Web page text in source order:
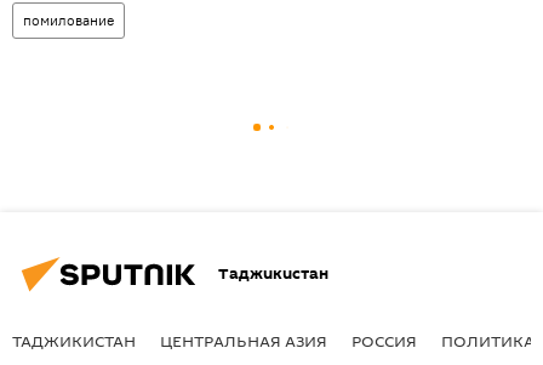
помилование
Таджикистан
ТАДЖИКИСТАН ЦЕНТРАЛЬНАЯ АЗИЯ РОССИЯ ПОЛИТИКА